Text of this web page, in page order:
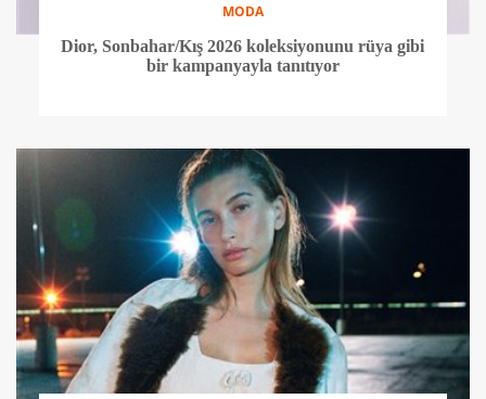
MODA
Dior, Sonbahar/Kış 2026 koleksiyonunu rüya gibi
bir kampanyayla tanıtıyor